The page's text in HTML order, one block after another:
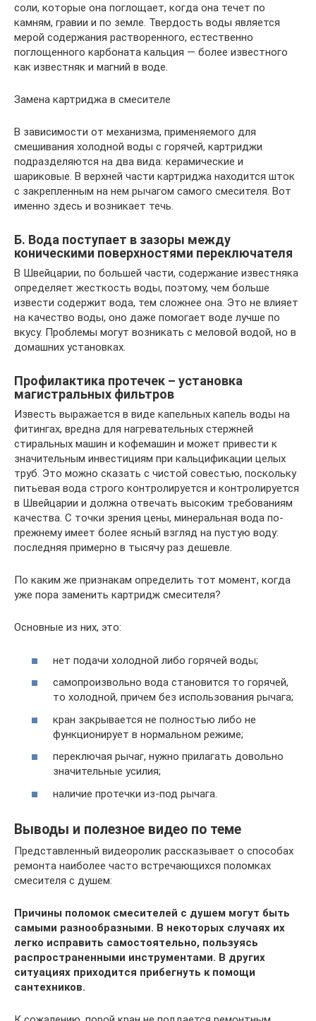
соли, которые она поглощает, когда она течет по
камням, гравии и по земле. Твердость воды является
мерой содержания растворенного, естественно
поглощенного карбоната кальция — более известного
как известняк и магний в воде.
Замена картриджа в смесителе
В зависимости от механизма, применяемого для
смешивания холодной воды с горячей, картриджи
подразделяются на два вида: керамические и
шариковые. В верхней части картриджа находится шток
с закрепленным на нем рычагом самого смесителя. Вот
именно здесь и возникает течь.
Б. Вода поступает в зазоры между
коническими поверхностями переключателя
В Швейцарии, по большей части, содержание известняка
определяет жесткость воды, поэтому, чем больше
извести содержит вода, тем сложнее она. Это не влияет
на качество воды, оно даже помогает воде лучше по
вкусу. Проблемы могут возникать с меловой водой, но в
домашних установках.
Профилактика протечек – установка
магистральных фильтров
Известь выражается в виде капельных капель воды на
фитингах, вредна для нагревательных стержней
стиральных машин и кофемашин и может привести к
значительным инвестициям при кальцификации целых
труб. Это можно сказать с чистой совестью, поскольку
питьевая вода строго контролируется и контролируется
в Швейцарии и должна отвечать высоким требованиям
качества. С точки зрения цены, минеральная вода по-
прежнему имеет более ясный взгляд на пустую воду:
последняя примерно в тысячу раз дешевле.
По каким же признакам определить тот момент, когда
уже пора заменить картридж смесителя?
Основные из них, это:
нет подачи холодной либо горячей воды;
самопроизвольно вода становится то горячей,
то холодной, причем без использования рычага;
кран закрывается не полностью либо не
функционирует в нормальном режиме;
переключая рычаг, нужно прилагать довольно
значительные усилия;
наличие протечки из-под рычага.
Выводы и полезное видео по теме
Представленный видеоролик рассказывает о способах
ремонта наиболее часто встречающихся поломках
смесителя с душем:
Причины поломок смесителей с душем могут быть
самыми разнообразными. В некоторых случаях их
легко исправить самостоятельно, пользуясь
распространенными инструментами. В других
ситуациях приходится прибегнуть к помощи
сантехников.